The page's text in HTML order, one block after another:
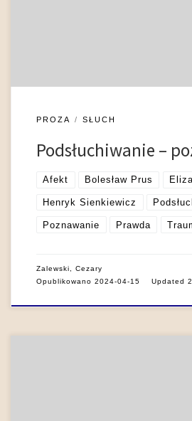
PROZA SŁUCH
Podsłuchiwanie –
Afekt Bolesław Prus
Henryk Sienkiewicz
Poznawanie Prawda
Zalewski, Cezary
Opublikowano 2024-04-15 Updated